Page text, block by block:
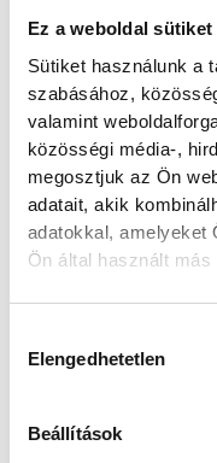
Ez a weboldal sütiket
Sütiket használunk a
szabásához,
valamint
közösségi média-,
megosztjuk az Ön
adatait, akik
adatokkal, amelyeket
Ön által használt
Elengedhetetlen
Beállítások
haladni,
első tízben jobb
"Készen állok a
adott a mai
trikós, aki
Benoit
összetettért
közel másfél